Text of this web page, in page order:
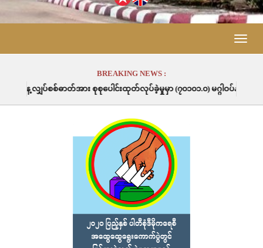
Toggle
BREAKING NEWS :
စုပေါင်းထုတ်လုပ်ခဲ့မှုမှာ (၇၀၁၀၁.၀) မဂ္ဂါဝပ်နာရီဖြစ်ပါသည်။